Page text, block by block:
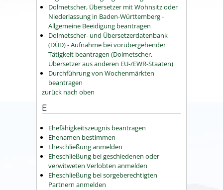
Dolmetscher, Übersetzer mit Wohnsitz oder
Niederlassung in Baden-Württemberg -
Allgemeine Beeidigung beantragen
Dolmetscher- und Übersetzerdatenbank
(DÜD) - Aufnahme bei vorübergehender
Tätigkeit beantragen (Dolmetscher,
Übersetzer aus anderen EU-/EWR-Staaten)
Durchführung von Wochenmärkten
beantragen
zurück nach oben
E
Ehefähigkeitszeugnis beantragen
Ehenamen bestimmen
Eheschließung anmelden
Eheschließung bei geschiedenen oder
verwitweten Verlobten anmelden
Eheschließung bei sorgeberechtigten
Partnern anmelden